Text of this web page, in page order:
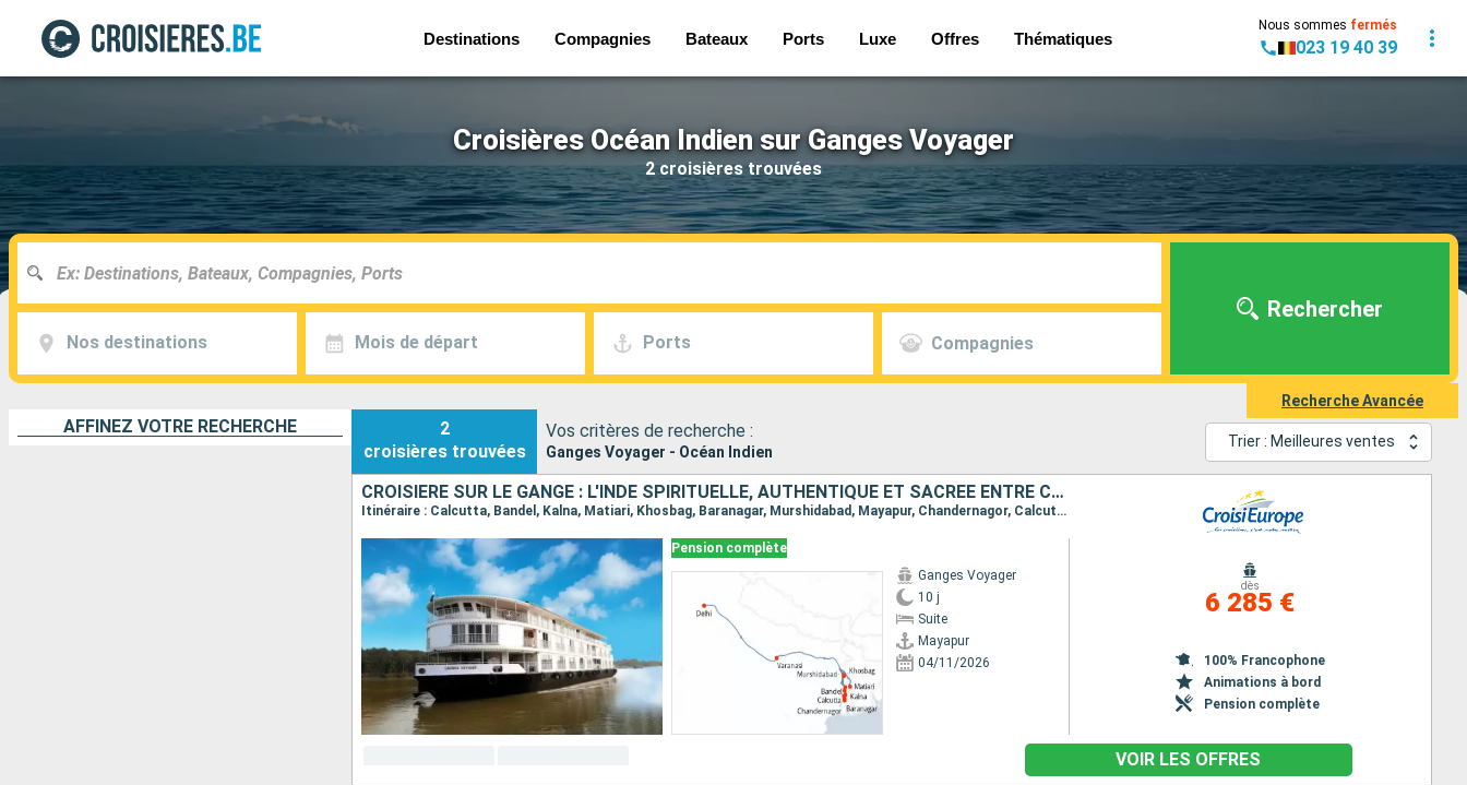
Destinations Compagnies Bateaux Ports Luxe Offres Thématiques
Nous sommes fermés
023 19 40 39
Croisières Océan Indien sur Ganges Voyager
2 croisières trouvées
Nos destinations Mois de départ Ports Compagnies
Rechercher
Recherche Avancée
AFFINEZ VOTRE RECHERCHE
2
croisières trouvées
Vos critères de recherche :
Ganges Voyager - Océan Indien
Trier : Meilleures ventes
CROISIÈRE SUR LE GANGE : L'INDE SPIRITUELLE, AUTHENTIQUE ET SACRÉE ENTRE CALCUTTA ET BÉNARÈS
Itinéraire : Calcutta, Bandel, Kalna, Matiari, Khosbag, Baranagar, Murshidabad, Mayapur, Chandernagor, Calcutta, Varanasi, Delhi
Pension complète
Ganges Voyager
10 j
Suite
Mayapur
04/11/2026
dès
6 285 €
100% Francophone
Animations à bord
Pension complète
VOIR LES OFFRES